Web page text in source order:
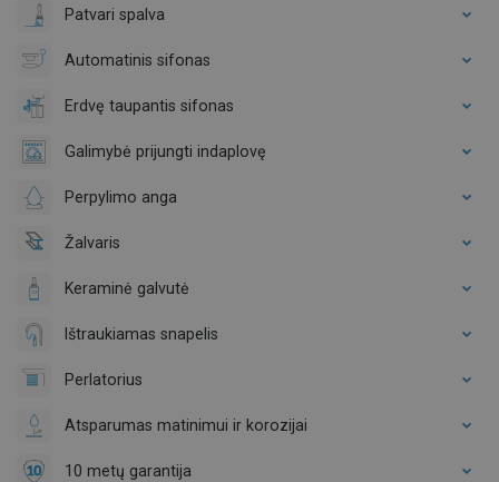
Patvari spalva
Automatinis sifonas
Erdvę taupantis sifonas
Galimybė prijungti indaplovę
Perpylimo anga
Žalvaris
Keraminė galvutė
Ištraukiamas snapelis
Perlatorius
Atsparumas matinimui ir korozijai
10 metų garantija